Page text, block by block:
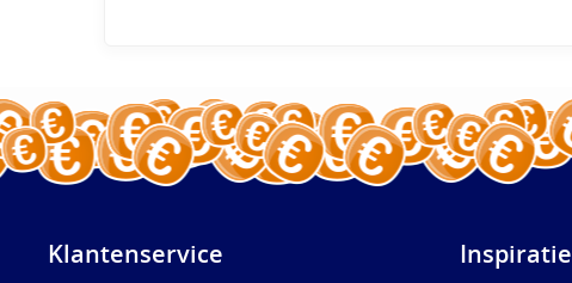
Klantenservice Inspiratie